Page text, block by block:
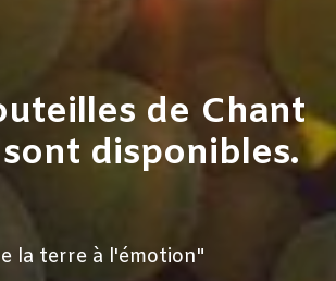
de Chant
sont disponibles.
la terre à l'émotion"